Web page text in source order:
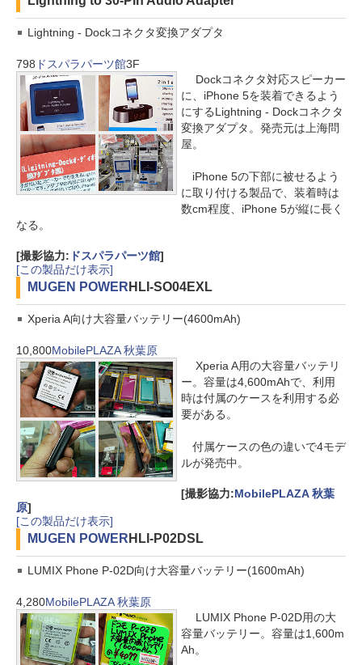
Lightning - Dockコネクタ変換アダプタ
798 ドスパラパーツ館3F
Dockコネクタ対応スピーカー
に、iPhone 5を装着できるよう
にするLightning - Dockコネクタ
変換アダプタ。発売元は上海問
屋。
iPhone 5の下部に被せるよう
に取り付ける製品で、装着時は
数cm程度、iPhone 5が縦に長く
なる。
[撮影協力: ドスパラパーツ館]
[この製品だけ表示]
MUGEN POWER HLI-SO04EXL
Xperia A向け大容量バッテリー(4600mAh)
10,800MobilePLAZA 秋葉原
Xperia A用の大容量バッテリ
ー。容量は4,600mAhで、利用
時は付属のケースを利用する必
要がある。
付属ケースの色の違いで4モデ
ルが発売中。
[撮影協力:MobilePLAZA 秋葉
原]
[この製品だけ表示]
MUGEN POWER HLI-P02DSL
LUMIX Phone P-02D向け大容量バッテリー(1600mAh)
4,280MobilePLAZA 秋葉原
LUMIX Phone P-02D用の大
容量バッテリー。容量は1,600m
Ah。